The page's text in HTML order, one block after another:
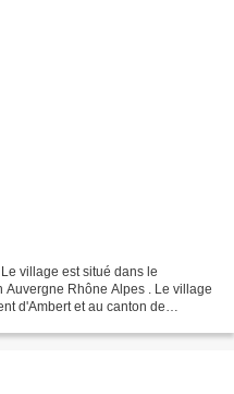
village est situé dans le
Rhône Alpes . Le village
d'Ambert et au canton de